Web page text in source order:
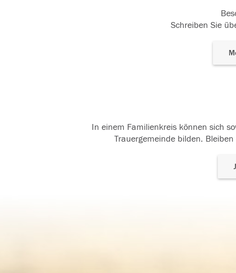
Schreiben Sie
In einem Familienkreis können sich
Trauergemeinde bilden.